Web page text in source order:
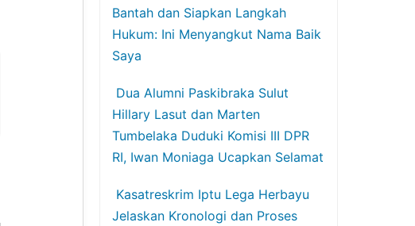
Bantah dan Siapkan Langkah
Hukum: Ini Menyangkut Nama Baik
Saya
Dua Alumni Paskibraka Sulut
Hillary Lasut dan Marten
Tumbelaka Duduki Komisi III DPR
RI, Iwan Moniaga Ucapkan Selamat
Kasatreskrim Iptu Lega Herbayu
Jelaskan Kronologi dan Proses